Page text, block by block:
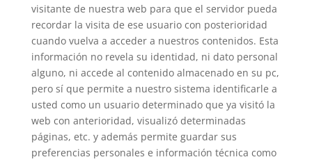
visitante de nuestra web para que el servidor pueda
recordar la visita de ese usuario con posterioridad
cuando vuelva a acceder a nuestros contenidos. Esta
información no revela su identidad, ni dato personal
alguno, ni accede al contenido almacenado en su pc,
pero sí que permite a nuestro sistema identificarle a
usted como un usuario determinado que ya visitó la
web con anterioridad, visualizó determinadas
páginas, etc. y además permite guardar sus
preferencias personales e información técnica como